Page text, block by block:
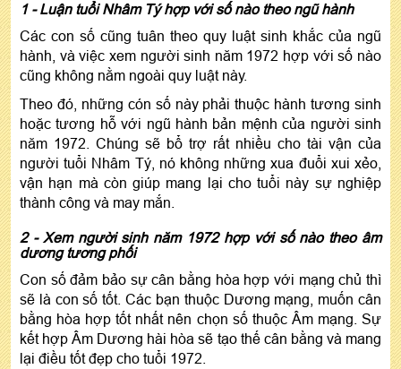
1 - Luận tuổi Nhâm Tý hợp với số nào theo ngũ hành
Các con số cũng tuân theo quy luật sinh khắc của ngũ
hành, và việc xem người sinh năm 1972 hợp với số nào
cũng không nằm ngoài quy luật này.
Theo đó, những cón số này phải thuộc hành tương sinh
hoặc tương hỗ với ngũ hành bản mệnh của người sinh
năm 1972. Chúng sẽ bổ trợ rất nhiều cho tài vận của
người tuổi Nhâm Tý, nó không những xua đuổi xui xẻo,
vận hạn mà còn giúp mang lại cho tuổi này sự nghiệp
thành công và may mắn.
2 - Xem người sinh năm 1972 hợp với số nào theo âm
dương tương phối
Con số đảm bảo sự cân bằng hòa hợp với mạng chủ thì
sẽ là con số tốt. Các bạn thuộc Dương mạng, muốn cân
bằng hòa hợp tốt nhất nên chọn số thuộc Âm mạng. Sự
kết hợp Âm Dương hài hòa sẽ tạo thế cân bằng và mang
lại điều tốt đẹp cho tuổi 1972.